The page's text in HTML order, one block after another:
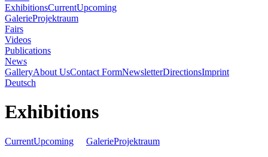
ExhibitionsCurrentUpcoming
GalerieProjektraum
Fairs
Videos
Publications
News
GalleryAbout UsContact FormNewsletterDirectionsImprint
Deutsch
Exhibitions
CurrentUpcoming GalerieProjektraum